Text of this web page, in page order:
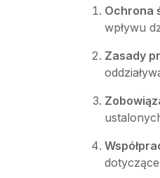
Ochrona
wpływu
Zasady